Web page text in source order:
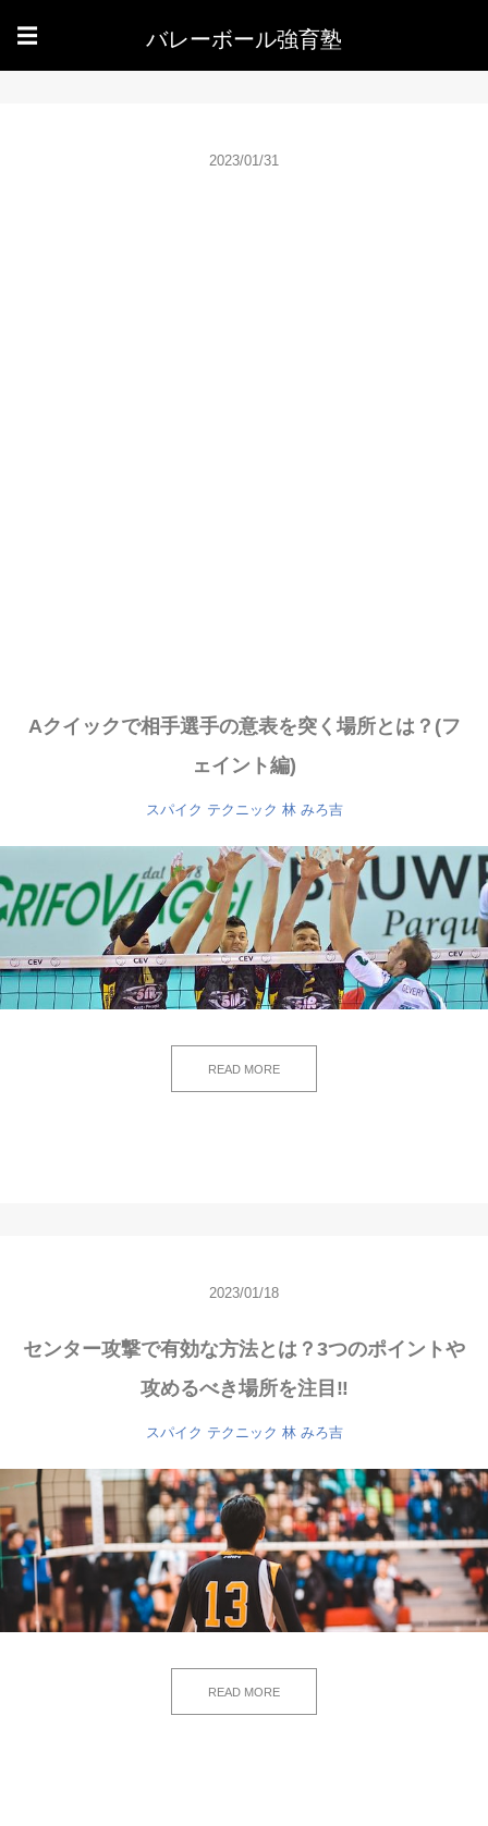
☰ バレーボール強育塾
2023/01/31
Aクイックで相手選手の意表を突く場所とは？(フ
ェイント編)
スパイク テクニック 林 みろ吉
READ MORE
2023/01/18
センター攻撃で有効な方法とは？3つのポイントや
攻めるべき場所を注目‼
スパイク テクニック 林 みろ吉
READ MORE